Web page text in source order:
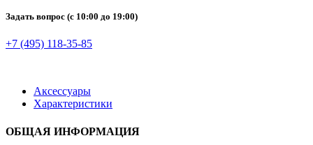
Задать вопрос (с 10:00 до 19:00)
+7 (495) 118-35-85
Аксессуары
Характеристики
ОБЩАЯ ИНФОРМАЦИЯ